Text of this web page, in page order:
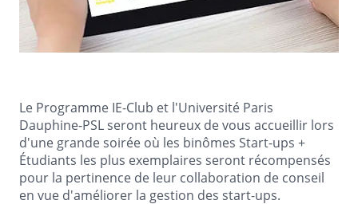
Le Programme IE-Club et l'Université Paris
Dauphine-PSL seront heureux de vous accueillir lors
d'une grande soirée où les binômes Start-ups +
Étudiants les plus exemplaires seront récompensés
pour la pertinence de leur collaboration de conseil
en vue d'améliorer la gestion des start-ups.